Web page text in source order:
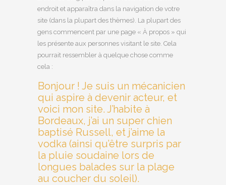
endroit et apparaîtra dans la navigation de votre
site (dans la plupart des thèmes). La plupart des
gens commencent par une page « À propos » qui
les présente aux personnes visitant le site. Cela
pourrait ressembler à quelque chose comme
cela :
Bonjour ! Je suis un mécanicien
qui aspire à devenir acteur, et
voici mon site. J’habite à
Bordeaux, j’ai un super chien
baptisé Russell, et j’aime la
vodka (ainsi qu’être surpris par
la pluie soudaine lors de
longues balades sur la plage
au coucher du soleil).